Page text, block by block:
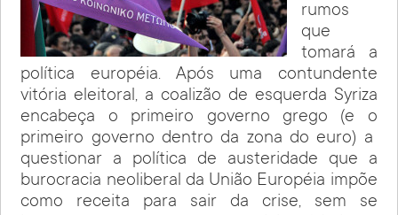
rumos
que
tomará a
política européia. Após uma contundente
vitória eleitoral, a coalizão de esquerda Syriza
encabeça o primeiro governo grego (e o
primeiro governo dentro da zona do euro) a
questionar a política de austeridade que a
burocracia neoliberal da União Européia impõe
como receita para sair da crise, sem se